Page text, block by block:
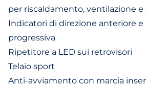
per riscaldamento, ventilazione
Indicatori di direzione anteriore e
progressiva
Ripetitore a LED sui retrovisori
Telaio sport
Anti-avviamento con marcia